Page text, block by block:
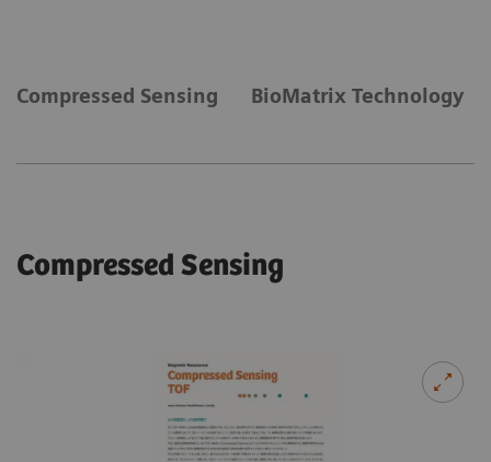
Compressed Sensing BioMatrix Technology
Compressed Sensing